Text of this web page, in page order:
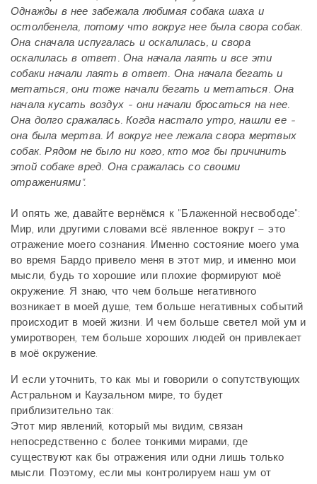
Однажды в нее забежала любимая собака шаха и
остолбенела, потому что вокруг нее была свора собак.
Она сначала испугалась и оскалилась, и свора
оскалилась в ответ. Она начала лаять и все эти
собаки начали лаять в ответ. Она начала бегать и
метаться, они тоже начали бегать и метаться. Она
начала кусать воздух - они начали бросаться на нее.
Она долго сражалась. Когда настало утро, нашли ее -
она была мертва. И вокруг нее лежала свора мертвых
собак. Рядом не было ни кого, кто мог бы причинить
этой собаке вред. Она сражалась со своими
отражениями".
И опять же, давайте вернёмся к "Блаженной несвободе":
Мир, или другими словами всё явленное вокруг – это
отражение моего сознания. Именно состояние моего ума
во время Бардо привело меня в этот мир, и именно мои
мысли, будь то хорошие или плохие формируют моё
окружение. Я знаю, что чем больше негативного
возникает в моей душе, тем больше негативных событий
происходит в моей жизни. И чем больше светел мой ум и
умиротворен, тем больше хороших людей он привлекает
в моё окружение.
И если уточнить, то как мы и говорили о сопутствующих
Астральном и Каузальном мире, то будет
приблизительно так:
Этот мир явлений, который мы видим, связан
непосредственно с более тонкими мирами, где
существуют как бы отражения или одни лишь только
мысли. Поэтому, если мы контролируем наш ум от